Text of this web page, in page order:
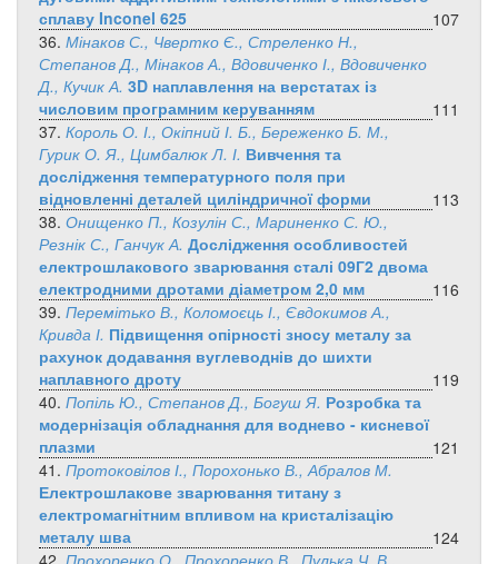
сплаву Inconel 625
107
36. Мінаков С., Чвертко Є., Стреленко Н.,
Степанов Д., Мінаков А., Вдовиченко І., Вдовиченко
Д., Кучик А. 3D наплавлення на верстатах із
числовим програмним керуванням
111
37. Король О. І., Окіпний І. Б., Береженко Б. М.,
Гурик О. Я., Цимбалюк Л. І. Вивчення та
дослідження температурного поля при
відновленні деталей циліндричної форми
113
38. Онищенко П., Козулін С., Мариненко С. Ю.,
Резнік С., Ганчук А. Дослідження особливостей
електрошлакового зварювання сталі 09Г2 двома
електродними дротами діаметром 2,0 мм
116
39. Перемітько В., Коломоєць І., Євдокимов А.,
Кривда І. Підвищення опірності зносу металу за
рахунок додавання вуглеводнів до шихти
наплавного дроту
119
40. Попіль Ю., Степанов Д., Богуш Я. Розробка та
модернізація обладнання для воднево - кисневої
плазми
121
41. Протоковілов І., Порохонько В., Абралов М.
Електрошлакове зварювання титану з
електромагнітним впливом на кристалізацію
металу шва
124